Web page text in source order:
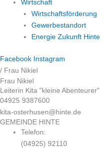
Wirtschaft
Wirtschaftsförderung
Gewerbestandort
Energie Zukunft Hinte
Facebook Instagram
/ Frau Nikiel
Frau Nikiel
Leiterin Kita "kleine Abenteurer"
04925 9387600
kita-osterhusen@hinte.de
GEMEINDE HINTE
Telefon:
(04925) 92110